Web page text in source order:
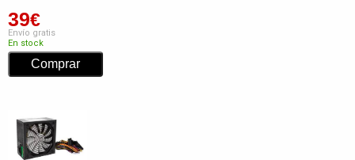
39€
Envío gratis
En stock